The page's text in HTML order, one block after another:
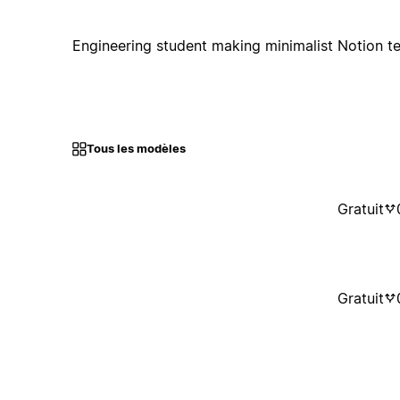
Engineering student making minimalist Notion
Tous les modèles
Gratuit
Gratuit